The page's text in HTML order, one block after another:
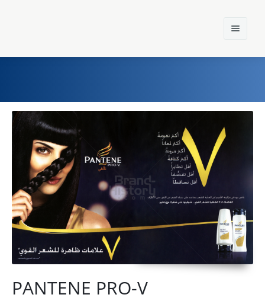
Home
Einst und Heute
Marken
Konzerne
Epoche
PANTENE PRO-V